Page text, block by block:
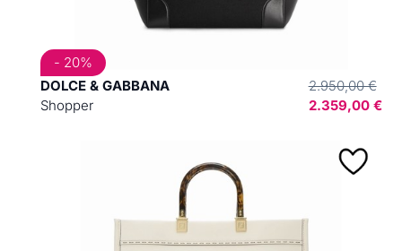
DOLCE & GABBANA
Shopper
2.950,00 €
2.359,00 €
- 20%